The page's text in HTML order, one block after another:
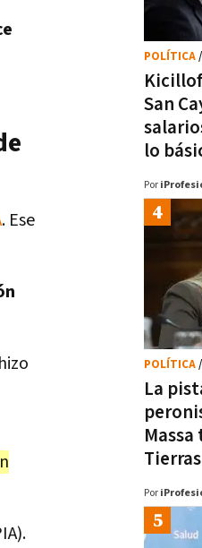
. Ese
San
lo
POLÍTICA
Por
La
Tierras
POLÍTICA
Por